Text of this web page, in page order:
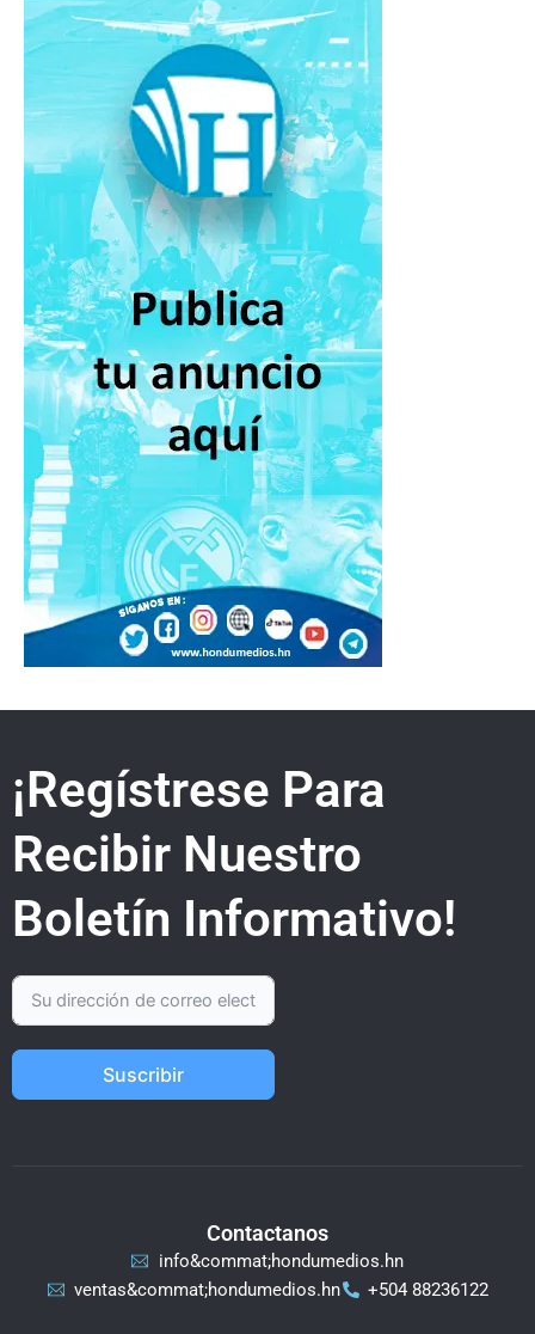
¡Regístrese Para
Recibir Nuestro
Boletín Informativo!
Suscribir
Contactanos
info&commat;hondumedios.hn
ventas&commat;hondumedios.hn
+504 88236122